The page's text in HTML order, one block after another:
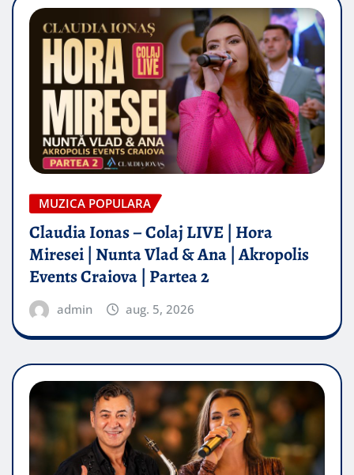
MUZICA POPULARA
Claudia Ionas – Colaj LIVE | Hora
Miresei | Nunta Vlad & Ana | Akropolis
Events Craiova | Partea 2
admin aug. 5, 2026